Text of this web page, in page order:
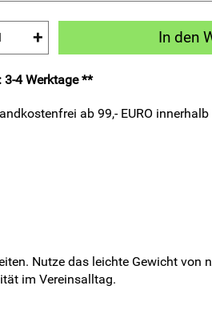
+ In den
3-4 Werktage **
ab 99,- EURO
Nutze das leichte Gewicht von
im Vereinsalltag.